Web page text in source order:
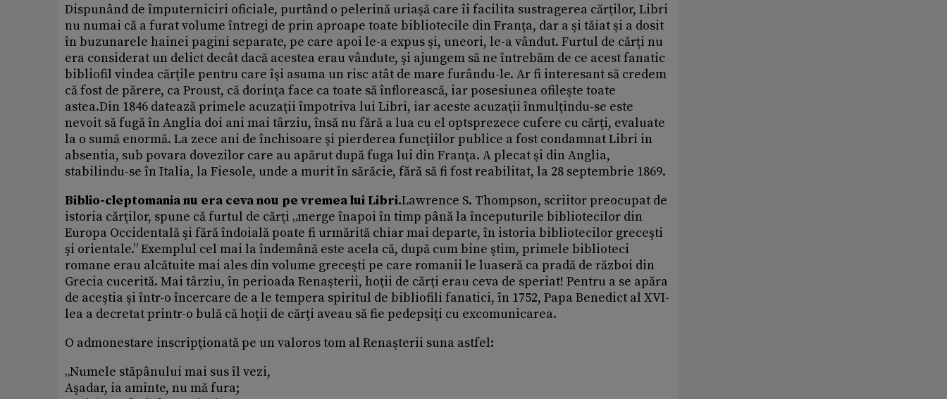
Dispunând de împuterniciri oficiale, purtând o pelerină uriaşă care îi facilita sustragerea cărţilor, Libri
nu numai că a furat volume întregi de prin aproape toate bibliotecile din Franţa, dar a şi tăiat şi a dosit
în buzunarele hainei pagini separate, pe care apoi le-a expus şi, uneori, le-a vândut. Furtul de cărţi nu
era considerat un delict decât dacă acestea erau vândute, şi ajungem să ne întrebăm de ce acest fanatic
bibliofil vindea cărţile pentru care îşi asuma un risc atât de mare furându-le. Ar fi interesant să credem
că fost de părere, ca Proust, că dorinţa face ca toate să înflorească, iar posesiunea ofileşte toate
astea.Din 1846 datează primele acuzaţii împotriva lui Libri, iar aceste acuzaţii înmulţindu-se este
nevoit să fugă în Anglia doi ani mai târziu, însă nu fără a lua cu el optsprezece cufere cu cărţi, evaluate
la o sumă enormă. La zece ani de închisoare şi pierderea funcţiilor publice a fost condamnat Libri in
absentia, sub povara dovezilor care au apărut după fuga lui din Franţa. A plecat şi din Anglia,
stabilindu-se în Italia, la Fiesole, unde a murit în sărăcie, fără să fi fost reabilitat, la 28 septembrie 1869.
Biblio-cleptomania nu era ceva nou pe vremea lui Libri.Lawrence S. Thompson, scriitor preocupat de
istoria cărţilor, spune că furtul de cărţi „merge înapoi în timp până la începuturile bibliotecilor din
Europa Occidentală şi fără îndoială poate fi urmărită chiar mai departe, în istoria bibliotecilor greceşti
şi orientale.” Exemplul cel mai la îndemână este acela că, după cum bine ştim, primele biblioteci
romane erau alcătuite mai ales din volume greceşti pe care romanii le luaseră ca pradă de război din
Grecia cucerită. Mai târziu, în perioada Renaşterii, hoţii de cărţi erau ceva de speriat! Pentru a se apăra
de aceştia şi într-o încercare de a le tempera spiritul de bibliofili fanatici, în 1752, Papa Benedict al XVI-
lea a decretat printr-o bulă că hoţii de cărţi aveau să fie pedepsiţi cu excomunicarea.
O admonestare inscripţionată pe un valoros tom al Renaşterii suna astfel:
„Numele stăpânului mai sus îl vezi,
Aşadar, ia aminte, nu mă fura;